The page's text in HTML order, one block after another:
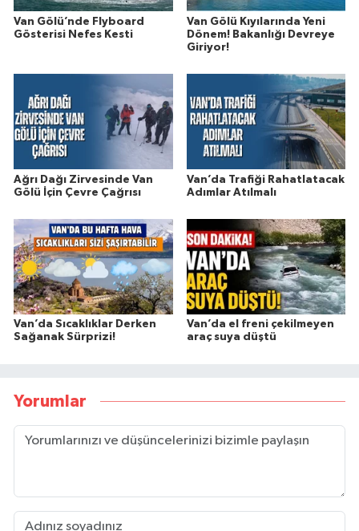
Van Gölü’nde Flyboard
Gösterisi Nefes Kesti
Van Gölü Kıyılarında Yeni
Dönem! Bakanlığı Devreye
Giriyor!
Ağrı Dağı Zirvesinde Van
Gölü İçin Çevre Çağrısı
Van’da Trafiği Rahatlatacak
Adımlar Atılmalı
Van’da Sıcaklıklar Derken
Sağanak Sürprizi!
Van’da el freni çekilmeyen
araç suya düştü
Yorumlar